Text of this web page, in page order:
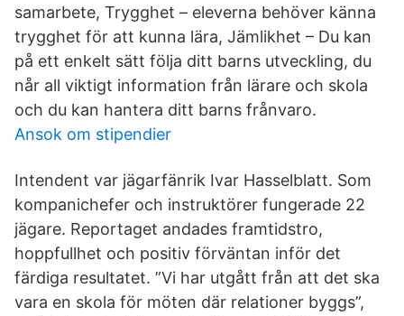
samarbete, Trygghet – eleverna behöver känna
trygghet för att kunna lära, Jämlikhet – Du kan
på ett enkelt sätt följa ditt barns utveckling, du
når all viktigt information från lärare och skola
och du kan hantera ditt barns frånvaro.
Ansok om stipendier
Intendent var jägarfänrik Ivar Hasselblatt. Som
kompanichefer och instruktörer fungerade 22
jägare. Reportaget andades framtidstro,
hoppfullhet och positiv förväntan inför det
färdiga resultatet. ”Vi har utgått från att det ska
vara en skola för möten där relationer byggs”,